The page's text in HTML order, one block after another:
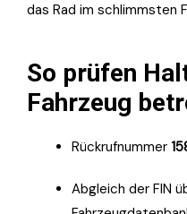
das Rad im schlimmsten
So prüfen
Fahrzeug
Rückrufnummer
Abgleich der FIN